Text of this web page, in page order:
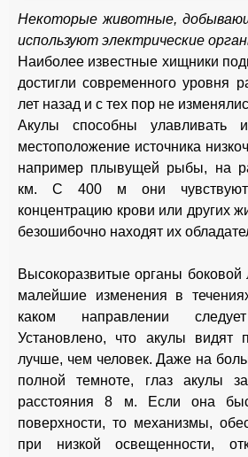
Некоторые животные,
используют электрические
Наиболее известные хищники
достигли современного уровня
лет назад и с тех пор не
Акулы способны улавливать
местоположение источника
например плывущей рыбы, на
км. С 400 м они
концентрацию крови или других
безошибочно находят их
Высокоразвитые органы
малейшие изменения в
каком направлении
Установлено, что акулы
лучше, чем человек. Даже на
полной темноте, глаз акулы
расстояния 8 м. Если она
поверхности, то механизмы,
при низкой освещенности,